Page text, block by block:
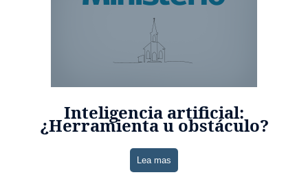
Inteligencia artificial:
¿Herramienta u obstáculo?
Lea mas